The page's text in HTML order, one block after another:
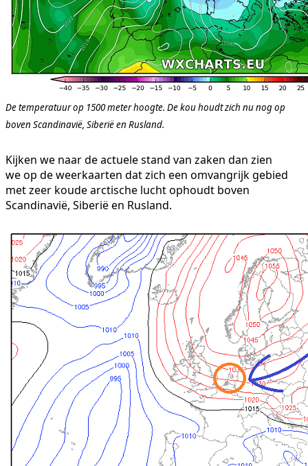
De temperatuur op 1500 meter hoogte. De kou houdt zich nu nog op
boven Scandinavië, Siberië en Rusland.
Kijken we naar de actuele stand van zaken dan zien
we op de weerkaarten dat zich een omvangrijk gebied
met zeer koude arctische lucht ophoudt boven
Scandinavië, Siberië en Rusland.